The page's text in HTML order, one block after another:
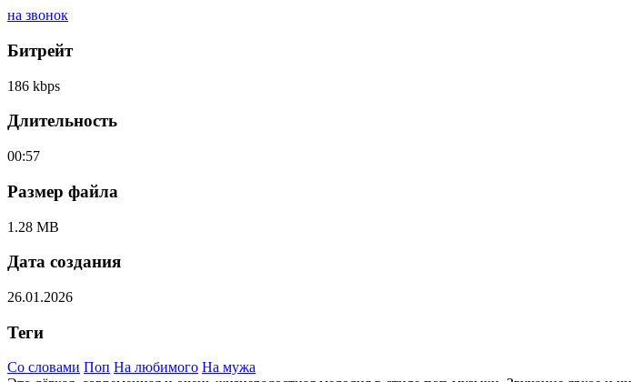
на звонок
Битрейт
186 kbps
Длительность
00:57
Размер файла
1.28 MB
Дата создания
26.01.2026
Теги
Со словами Поп На любимого На мужа